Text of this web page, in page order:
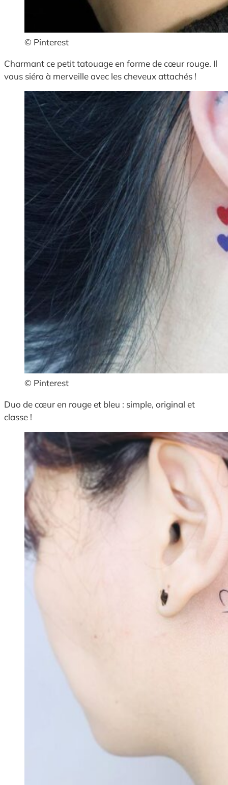
© Pinterest
Charmant ce petit tatouage en forme de cœur rouge. Il
vous siéra à merveille avec les cheveux attachés !
© Pinterest
Duo de cœur en rouge et bleu : simple, original et
classe !